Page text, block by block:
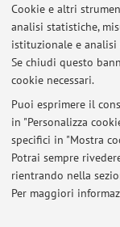
Cookie e altri
analisi statistiche,
istituzionale e
Se chiudi questo
cookie necessari.
Puoi esprimere il
in "Personalizza
specifici in "Mostra
Potrai sempre
rientrando nella
Per maggiori
Al momento non
Area riservata
© 2026 - ALMA
Zamboni, 33 -
Privacy